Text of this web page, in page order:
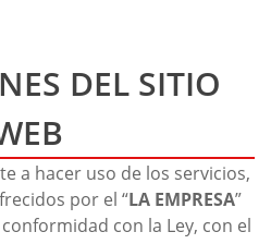
DEL SITIO
a hacer uso de los servicios,
por el “LA EMPRESA”
con la Ley, con el